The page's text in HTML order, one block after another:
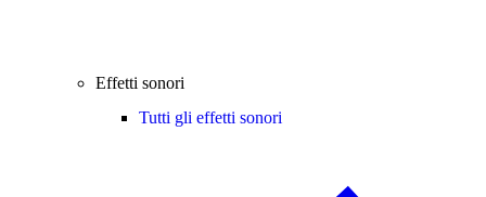
Effetti sonori
Tutti gli effetti sonori